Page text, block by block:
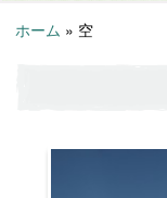
ホーム » 空